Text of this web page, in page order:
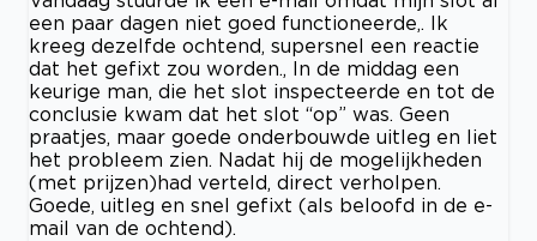
een paar dagen niet goed functioneerde,. Ik
kreeg dezelfde ochtend, supersnel een reactie
dat het gefixt zou worden., In de middag een
keurige man, die het slot inspecteerde en tot de
conclusie kwam dat het slot “op” was. Geen
praatjes, maar goede onderbouwde uitleg en liet
het probleem zien. Nadat hij de mogelijkheden
(met prijzen)had verteld, direct verholpen.
Goede, uitleg en snel gefixt (als beloofd in de e-
mail van de ochtend).